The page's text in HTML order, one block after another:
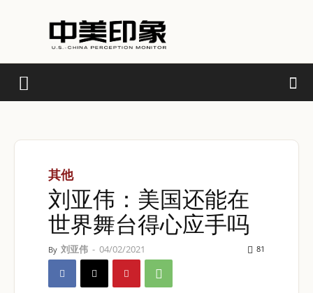
其他
刘亚伟：美国还能在
世界舞台得心应手吗
By 刘亚伟 - 04/02/2021 81